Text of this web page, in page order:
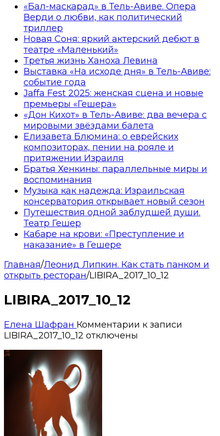
«Бал-маскарад» в Тель-Авиве. Опера
Верди о любви, как политический
триллер
Новая Соня: яркий актерский дебют в
театре «Маленький»
Третья жизнь Ханоха Левина
Выставка «На исходе дня» в Тель-Авиве:
событие года
Jaffa Fest 2025: женская сцена и новые
премьеры «Гешера»
«Дон Кихот» в Тель-Авиве: два вечера с
мировыми звёздами балета
Елизавета Блюмина: о еврейских
композиторах, пении на рояле и
притяжении Израиля
Братья Хенкины: параллельные миры и
воспоминания
Музыка как надежда: Израильская
консерватория открывает новый сезон
Путешествия одной заблудшей души.
Театр Гешер
Кабаре на крови: «Преступление и
наказание» в Гешере
Главная/Леонид Липкин. Как стать панком и
открыть ресторан/LIBIRA_2017_10_12
LIBIRA_2017_10_12
Елена Шафран Комментарии к записи
LIBIRA_2017_10_12 отключены